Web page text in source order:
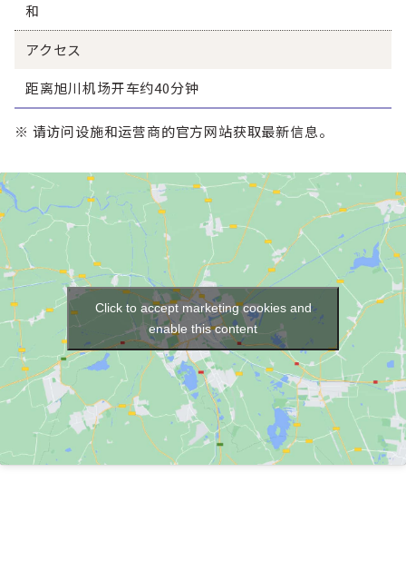
和
アクセス
距离旭川机场开车约40分钟
※ 请访问设施和运营商的官方网站获取最新信息。
Click to accept marketing cookies and
enable this content